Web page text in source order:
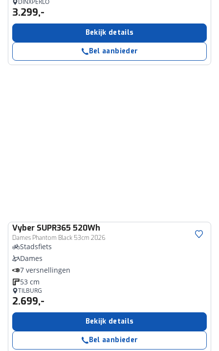
DINXPERLO
3.299,-
Bekijk details
Bel aanbieder
Vyber SUPR365 520Wh
Dames Phantom Black 53cm 2026
Stadsfiets
Dames
7 versnellingen
53 cm
TILBURG
2.699,-
Bekijk details
Bel aanbieder